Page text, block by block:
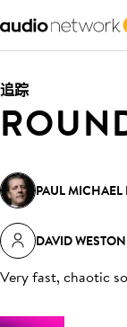
追踪
PAUL MICHAEL
DAVID WESTON
Very fast, chaotic